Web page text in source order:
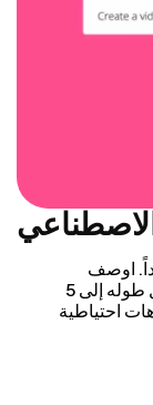
الاصطناعي
اوصف
موضوعك وKapwing سيقوم بإنشاء فيديو يصل طوله إلى 5
احتياطية